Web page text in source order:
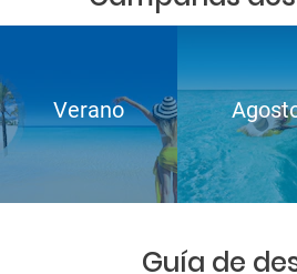
Verano
Guía de